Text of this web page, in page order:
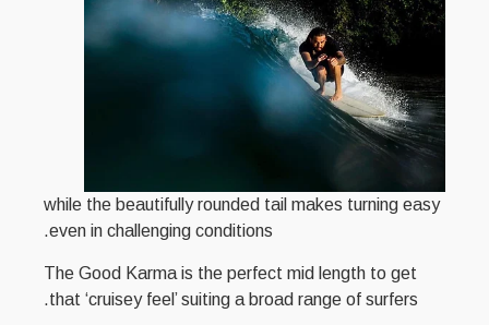
while the beautifully rounded tail makes turning easy
even in challenging conditions.
The Good Karma is the perfect mid length to get
that ‘cruisey feel’ suiting a broad range of surfers.